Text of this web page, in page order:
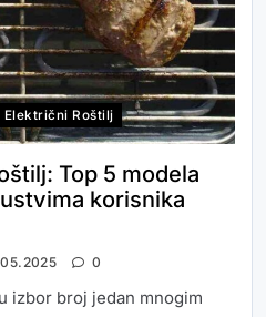
Električni Roštilj
Top 5 modela
korisnika
0
izbor broj jedan mnogim